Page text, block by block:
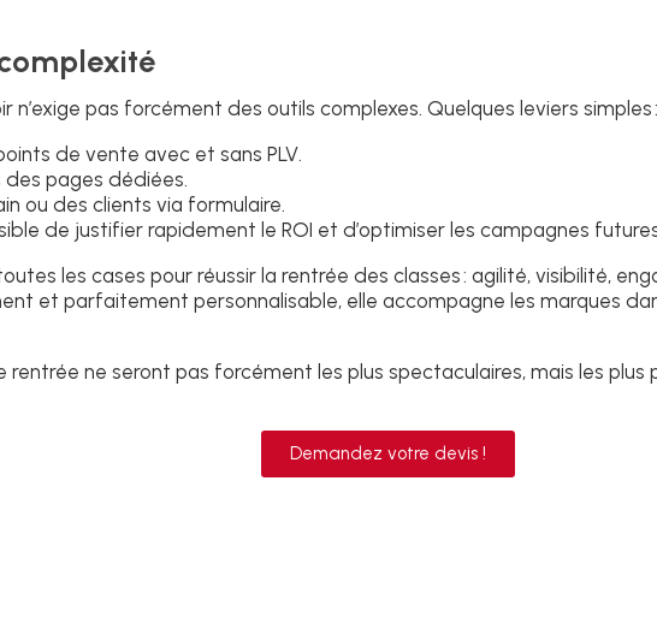
n’exige pas forcément des outils complexes. Quelques leviers simples :
de vente avec et sans PLV.
pages dédiées.
ou des clients via formulaire.
de justifier rapidement le ROI et d’optimiser les campagnes
les cases pour réussir la rentrée des classes : agilité, visibilité,
et parfaitement personnalisable, elle accompagne les marques
rentrée ne seront pas forcément les plus spectaculaires, mais les
Demandez votre devis !